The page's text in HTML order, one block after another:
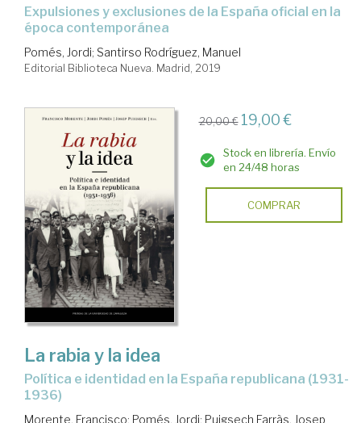
expulsiones y exclusiones de la España oficial en la
época contemporánea
Pomés, Jordi; Santirso Rodríguez, Manuel
Editorial Biblioteca Nueva. Madrid, 2019
20,00 € 19,00 €
Stock en librería. Envío
en 24/48 horas
COMPRAR
La rabia y la idea
política e identidad en la España republicana (1931-
1936)
Morente, Francisco; Pomés, Jordi; Puigsech Farràs, Josep